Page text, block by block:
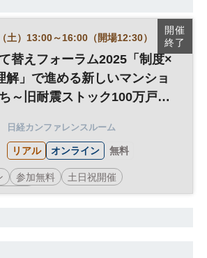
開催
終了
土）13:00～16:00（開場12:30）
日経カンファレンスルーム
リアル オンライン 無料
替えフォーラム2025「制度×
解」で進める新しいマンショ
～旧耐震ストック100万戸時
参加無料
土日祝開催
ナー